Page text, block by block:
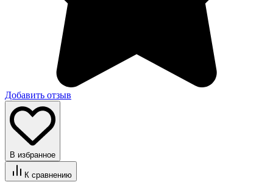
Добавить отзыв
В избранное
К сравнению